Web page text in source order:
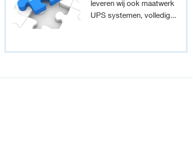
leveren wij ook maatwerk
UPS systemen, volledig...